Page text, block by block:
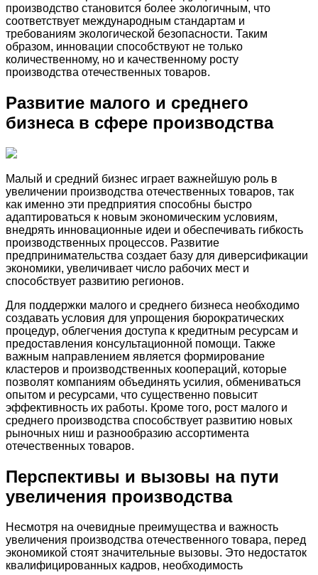
производство становится более экологичным, что
соответствует международным стандартам и
требованиям экологической безопасности. Таким
образом, инновации способствуют не только
количественному, но и качественному росту
производства отечественных товаров.
Развитие малого и среднего
бизнеса в сфере производства
Малый и средний бизнес играет важнейшую роль в
увеличении производства отечественных товаров, так
как именно эти предприятия способны быстро
адаптироваться к новым экономическим условиям,
внедрять инновационные идеи и обеспечивать гибкость
производственных процессов. Развитие
предпринимательства создает базу для диверсификации
экономики, увеличивает число рабочих мест и
способствует развитию регионов.
Для поддержки малого и среднего бизнеса необходимо
создавать условия для упрощения бюрократических
процедур, облегчения доступа к кредитным ресурсам и
предоставления консультационной помощи. Также
важным направлением является формирование
кластеров и производственных коопераций, которые
позволят компаниям объединять усилия, обмениваться
опытом и ресурсами, что существенно повысит
эффективность их работы. Кроме того, рост малого и
среднего производства способствует развитию новых
рыночных ниш и разнообразию ассортимента
отечественных товаров.
Перспективы и вызовы на пути
увеличения производства
Несмотря на очевидные преимущества и важность
увеличения производства отечественного товара, перед
экономикой стоят значительные вызовы. Это недостаток
квалифицированных кадров, необходимость